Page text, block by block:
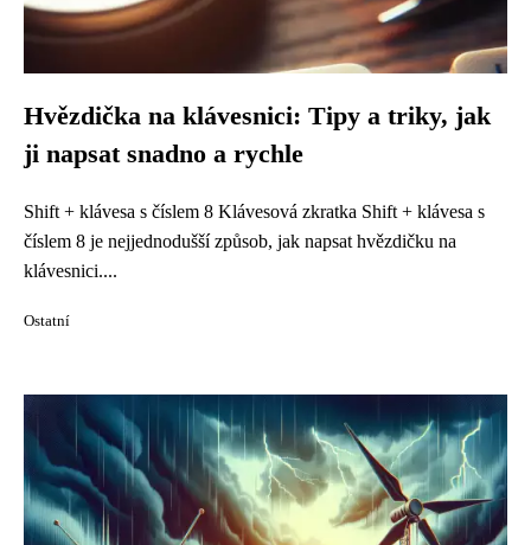
Hvězdička na klávesnici: Tipy a triky, jak
ji napsat snadno a rychle
Shift + klávesa s číslem 8 Klávesová zkratka Shift + klávesa s
číslem 8 je nejjednodušší způsob, jak napsat hvězdičku na
klávesnici....
Ostatní